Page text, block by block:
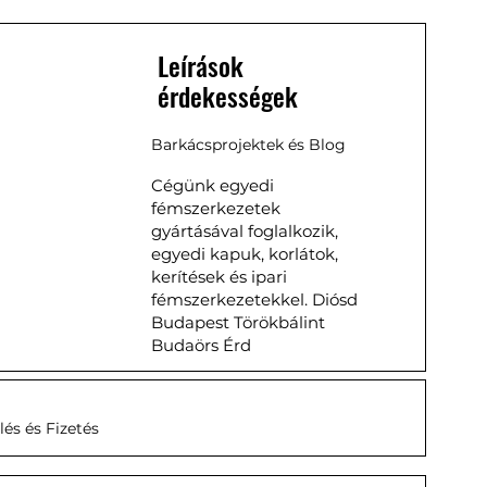
Leírások
érdekességek
Barkácsprojektek és Blog
Cégünk egyedi
fémszerkezetek
gyártásával foglalkozik,
egyedi kapuk, korlátok,
kerítések és ipari
fémszerkezetekkel. Diósd
Budapest Törökbálint
Budaörs Érd
és Fizetés